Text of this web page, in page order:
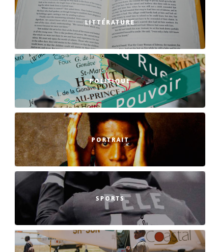
LITTÉRATURE
POLITIQUE
PORTRAIT
SPORTS